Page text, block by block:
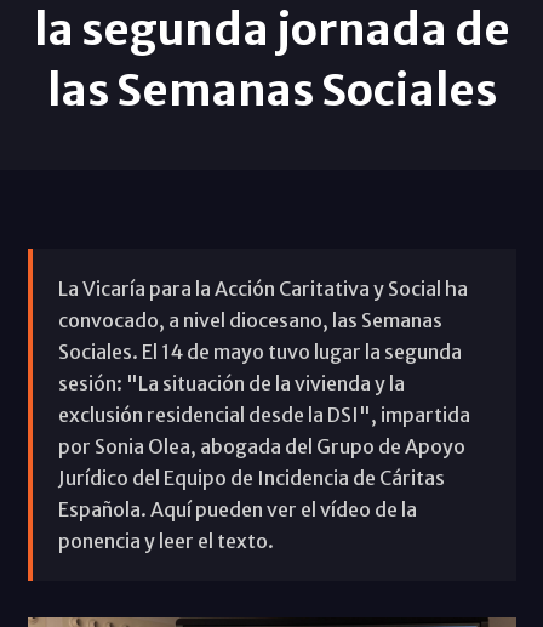
la segunda jornada de
las Semanas Sociales
La Vicaría para la Acción Caritativa y Social ha
convocado, a nivel diocesano, las Semanas
Sociales. El 14 de mayo tuvo lugar la segunda
sesión: "La situación de la vivienda y la
exclusión residencial desde la DSI", impartida
por Sonia Olea, abogada del Grupo de Apoyo
Jurídico del Equipo de Incidencia de Cáritas
Española. Aquí pueden ver el vídeo de la
ponencia y leer el texto.